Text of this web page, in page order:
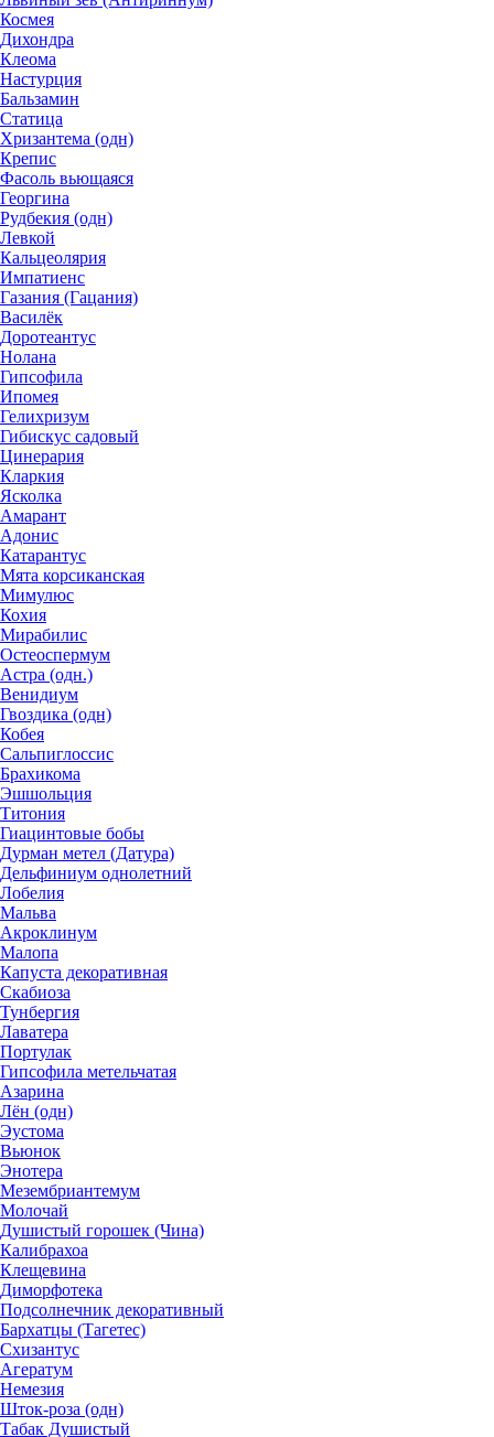
Космея
Дихондра
Клеома
Настурция
Бальзамин
Статица
Хризантема (одн)
Крепис
Фасоль вьющаяся
Георгина
Рудбекия (одн)
Левкой
Кальцеолярия
Импатиенс
Газания (Гацания)
Василёк
Доротеантус
Нолана
Гипсофила
Ипомея
Гелихризум
Гибискус садовый
Цинерария
Кларкия
Ясколка
Амарант
Адонис
Катарантус
Мята корсиканская
Мимулюс
Кохия
Мирабилис
Остеоспермум
Астра (одн.)
Венидиум
Гвоздика (одн)
Кобея
Сальпиглоссис
Брахикома
Эшшольция
Титония
Гиацинтовые бобы
Дурман метел (Датура)
Дельфиниум однолетний
Лобелия
Мальва
Акроклинум
Малопа
Капуста декоративная
Скабиоза
Тунбергия
Лаватера
Портулак
Гипсофила метельчатая
Азарина
Лён (одн)
Эустома
Вьюнок
Энотера
Мезембриантемум
Молочай
Душистый горошек (Чина)
Калибрахоа
Клещевина
Диморфотека
Подсолнечник декоративный
Бархатцы (Тагетес)
Схизантус
Агератум
Немезия
Шток-роза (одн)
Табак Душистый